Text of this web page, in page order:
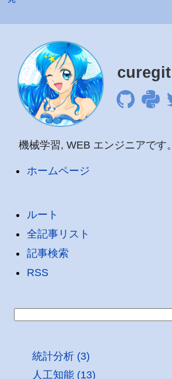
curegit
機械学習, WEB エンジニアです。
ホームページ
ルート
全記事リスト
記事検索
RSS
統計分析 (3)
人工知能 (13)